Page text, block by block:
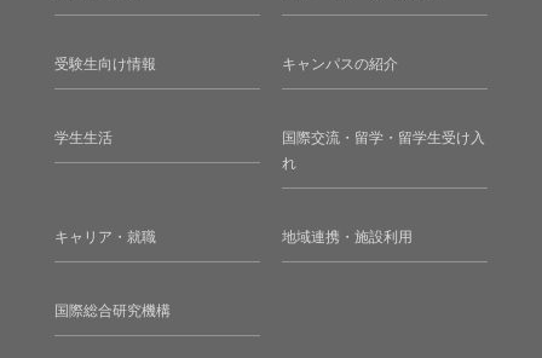
受験生向け情報 キャンパスの紹介
学生生活
国際交流・留学・留学生受け入
れ
キャリア・就職 地域連携・施設利用
国際総合研究機構